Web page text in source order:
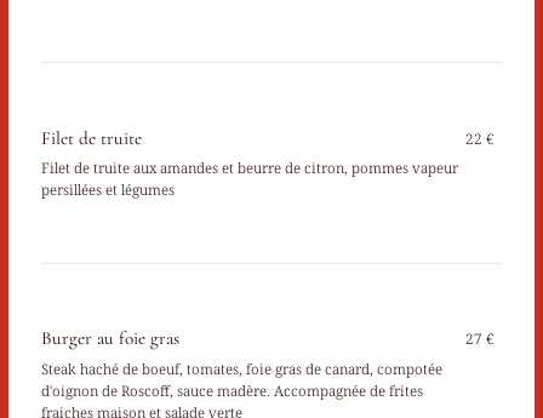
Filet de truite
Filet de truite aux amandes et beurre de citron, pommes vapeur
persillées et légumes
22 €
Burger au foie gras
Steak haché de boeuf, tomates, foie gras de canard, compotée
d'oignon de Roscoff, sauce madère. Accompagnée de frites
fraiches maison et salade verte
27 €